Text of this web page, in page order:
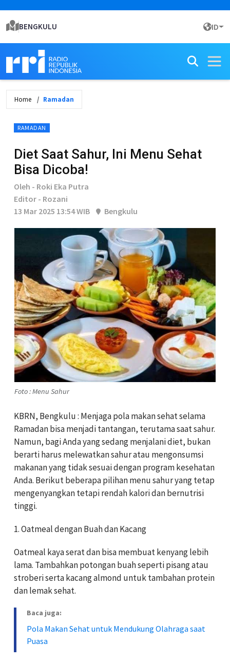
BENGKULU ID
Home Ramadan
RAMADAN
Diet Saat Sahur, Ini Menu Sehat
Bisa Dicoba!
Oleh - Roki Eka Putra
Editor - Rozani
13 Mar 2025 13:54 WIB
Bengkulu
Foto : Menu Sahur
KBRN, Bengkulu : Menjaga pola makan sehat selama
Ramadan bisa menjadi tantangan, terutama saat sahur.
Namun, bagi Anda yang sedang menjalani diet, bukan
berarti harus melewatkan sahur atau mengonsumsi
makanan yang tidak sesuai dengan program kesehatan
Anda. Berikut beberapa pilihan menu sahur yang tetap
mengenyangkan tetapi rendah kalori dan bernutrisi
tinggi.
1. Oatmeal dengan Buah dan Kacang
Oatmeal kaya serat dan bisa membuat kenyang lebih
lama. Tambahkan potongan buah seperti pisang atau
stroberi serta kacang almond untuk tambahan protein
dan lemak sehat.
Baca juga:
Pola Makan Sehat untuk Mendukung Olahraga saat
Puasa